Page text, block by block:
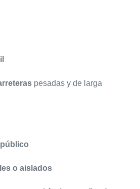
pesadas y de larga
o aislados